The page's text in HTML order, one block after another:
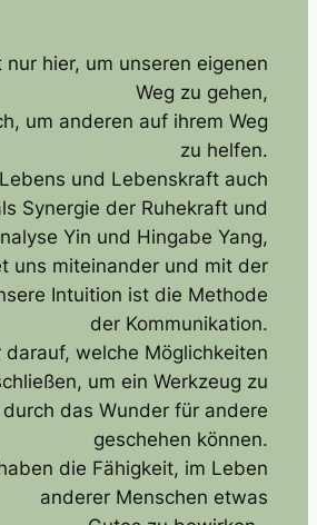
nur hier, um unseren eigenen
Weg zu gehen,
um anderen auf ihrem Weg
zu helfen.
und Lebenskraft auch
Synergie der Ruhekraft und
Yin und Hingabe Yang,
uns miteinander und mit der
Intuition ist die Methode
der Kommunikation.
darauf, welche Möglichkeiten
um ein Werkzeug zu
das Wunder für andere
geschehen können.
die Fähigkeit, im Leben
anderer Menschen etwas